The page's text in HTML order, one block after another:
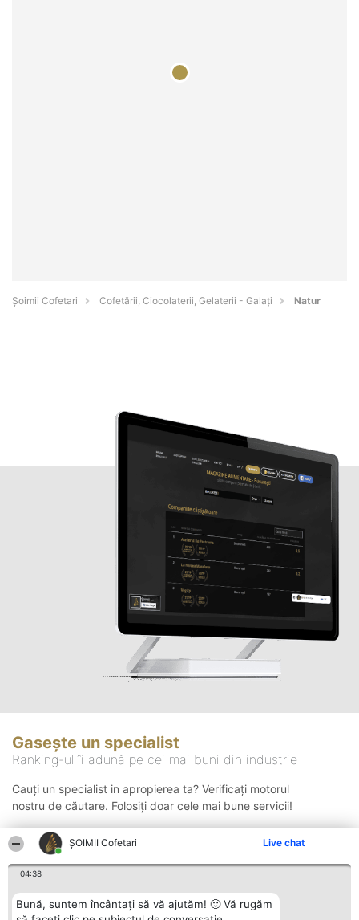
ȘOIMII Cofetari Live chat
04:38
Bună, suntem încântați să vă ajutăm! 🙂 Vă rugăm
Șoimii Cofetari Cofetării, Ciocolaterii, Gelaterii - Galaţi Natur
Gasește un specialist
Ranking-ul îi adună pe cei mai buni din industrie
Cauți un specialist in apropierea ta? Verificați motorul
nostru de căutare. Folosiți doar cele mai bune servicii!